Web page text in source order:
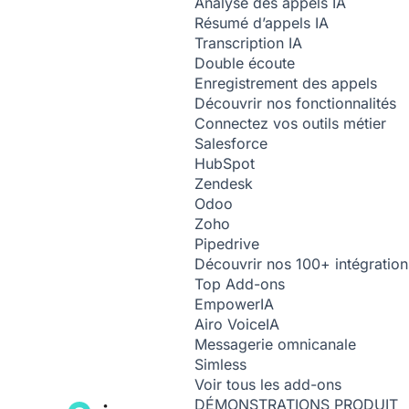
Résumé d’appels IA
Transcription IA
Double écoute
Enregistrement des appels
Découvrir nos fonctionnalités
Connectez vos outils métier
Salesforce
HubSpot
Zendesk
Odoo
Zoho
Pipedrive
Découvrir nos 100+
Top Add-ons
EmpowerIA
Airo VoiceIA
Messagerie omnicanale
Simless
Voir tous les add-ons
DÉMONSTRATIONS PRODUIT